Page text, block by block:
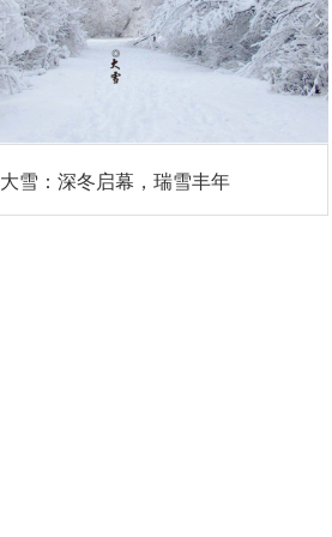
大雪：深冬启幕，瑞雪丰年